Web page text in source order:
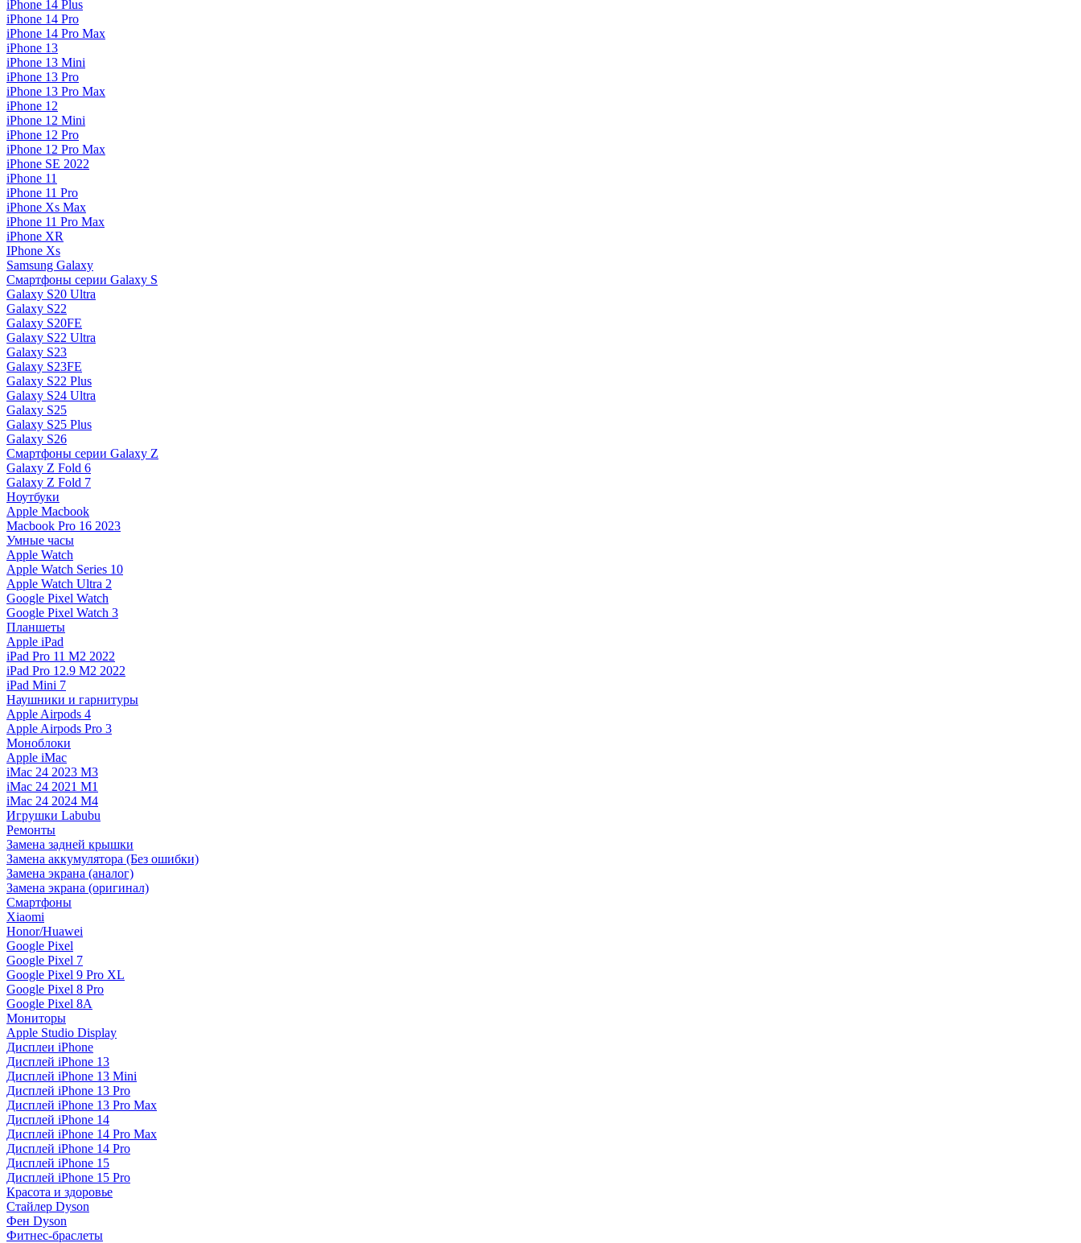
iPhone 14 Plus
iPhone 14 Pro
iPhone 14 Pro Max
iPhone 13
iPhone 13 Mini
iPhone 13 Pro
iPhone 13 Pro Max
iPhone 12
iPhone 12 Mini
iPhone 12 Pro
iPhone 12 Pro Max
iPhone SE 2022
iPhone 11
iPhone 11 Pro
iPhone Xs Max
iPhone 11 Pro Max
iPhone XR
IPhone Xs
Samsung Galaxy
Смартфоны серии Galaxy S
Galaxy S20 Ultra
Galaxy S22
Galaxy S20FE
Galaxy S22 Ultra
Galaxy S23
Galaxy S23FE
Galaxy S22 Plus
Galaxy S24 Ultra
Galaxy S25
Galaxy S25 Plus
Galaxy S26
Смартфоны серии Galaxy Z
Galaxy Z Fold 6
Galaxy Z Fold 7
Ноутбуки
Apple Macbook
Macbook Pro 16 2023
Умные часы
Apple Watch
Apple Watch Series 10
Apple Watch Ultra 2
Google Pixel Watch
Google Pixel Watch 3
Планшеты
Apple iPad
iPad Pro 11 M2 2022
iPad Pro 12.9 M2 2022
iPad Mini 7
Наушники и гарнитуры
Apple Airpods 4
Apple Airpods Pro 3
Моноблоки
Apple iMac
iMac 24 2023 M3
iMac 24 2021 M1
iMac 24 2024 M4
Игрушки Labubu
Ремонты
Замена задней крышки
Замена аккумулятора (Без ошибки)
Замена экрана (аналог)
Замена экрана (оригинал)
Смартфоны
Xiaomi
Honor/Huawei
Google Pixel
Google Pixel 7
Google Pixel 9 Pro XL
Google Pixel 8 Pro
Google Pixel 8A
Мониторы
Apple Studio Display
Дисплеи iPhone
Дисплей iPhone 13
Дисплей iPhone 13 Mini
Дисплей iPhone 13 Pro
Дисплей iPhone 13 Pro Max
Дисплей iPhone 14
Дисплей iPhone 14 Pro Max
Дисплей iPhone 14 Pro
Дисплей iPhone 15
Дисплей iPhone 15 Pro
Красота и здоровье
Стайлер Dyson
Фен Dyson
Фитнес-браслеты